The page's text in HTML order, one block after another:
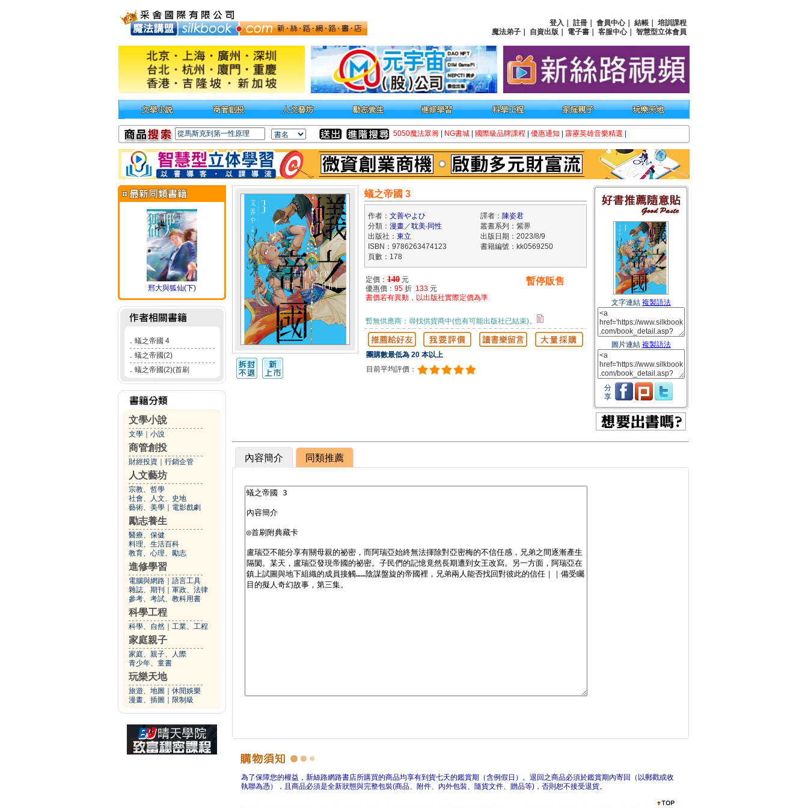
登入 註冊 會員中心｜ 結帳
培訓課程
魔法弟子
自資出版 電子書 客服中心｜ 智慧型立体會員
5050魔法眾籌 NG書城 國際級品牌課程 優惠通知 霹靂英雄音樂精選
邢大與狐仙(下)
． 蟻之帝國 4
． 蟻之帝國(2)
． 蟻之帝國(2)(首刷
文學小說
文學 小說
商管創投
財經投資 行銷企管
人文藝坊
宗教、哲學
社會、人文、史地
藝術、美學
電影戲劇
勵志養生
醫療、保健
料理、生活百科
教育、心理、勵志
進修學習
電腦與網路
語言工具
雜誌、期刊
軍政、法律
參考、考試、教科用書
科學工程
科學、自然 工業、工程
家庭親子
家庭、親子、人際
青少年、童書
玩樂天地
旅遊、地圖
休閒娛樂
漫畫、插圖
限制級
蟻之帝國 3
作者： 文善やよひ 譯者： 陳姿君
分類： 漫畫／耽美‧同性
叢書系列：紫界
出版社： 東立
出版日期：2023/8/9
ISBN：9786263474123
書籍編號：kk0569250
頁數：178
定價： 140 元
優惠價： 95 折 133 元
書價若有異動，以出版社實際定價為準
暫停販售
暫無供應商：尋找供貨商中(也有可能出版社已結束)。
團購數最低為 20 本以上
目前平均評價：
文字連結 複製語法
圖片連結 複製語法
分
享
內容簡介 同類推薦
為了保障您的權益，新絲路網路書店所購買的商品均享有到貨七天的鑑賞期（含例假日）。退回之商品必須於鑑賞期內寄回（以郵戳或收
執聯為憑），且商品必須是全新狀態與完整包裝(商品、附件、內外包裝、隨貨文件、贈品等)，否則恕不接受退貨。